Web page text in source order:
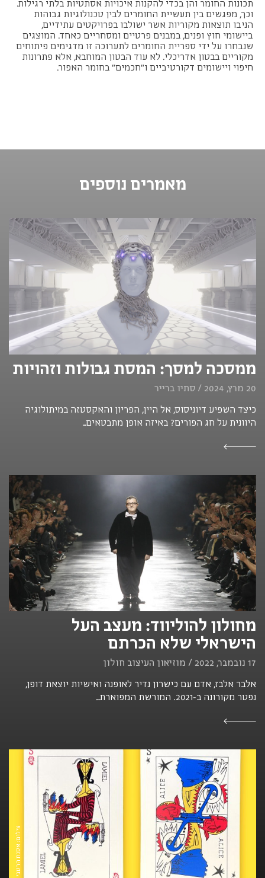
תכונות החומר והן בכדי להקנות איכויות אסתטיות בלתי רגילות.
וכך, מפגשים בין תעשיית החומרים לבין טכנולוגיות גבוהות
הניבו תוצאות מקוריות אשר ישולבו בפרויקטים עתידיים,
ביישומי חוץ ופנים, במבנים פרטיים ומסחריים כאחד. המוצגים
שנבחרו על ידי ספריית החומרים לתערוכה זו מדגימים פיתוחים
מקוריים בבטון אדריכלי. לא עוד הבטון המוחבא, אלא פתרונות
חיפוי ויישומים דקורטיביים ו"חכמים" בחומר האפור.
מאמרים נוספים
ממסכה למסך: המסת גבולות וזהויות
20 מרץ, 2024 / סתיו ברייר
כיצד השפיע דיוניסוס, אל היין, הפריון והאקסטזה במיתולוגיה
היוונית על חג הפורים? באיזה אופן מתבטאים...
מחולון להוליווד: מעצב העל
הישראלי שלא הכרתם
17 נובמבר, 2022 / מוזיאון העיצוב חולון
אלבר אלבז, אדם עם כישרון נדיר לאופנה ואישיות יוצאת דופן,
נפטר מקורונה ב-2021. המורשת המפוארת...
צילום: אסנת הרטבי